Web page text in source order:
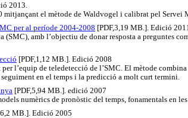
2013.
el mètode de Waldvogel i calibrat pel Servei
per al període 2004-2008 [PDF,3,19 MB.]. Edició
amb l’objectiu de donar resposta a preguntes
[PDF,1,12 MB.]. Edició 2008
l’equip de teledetecció de l’SMC. El mètode
en el temps i la predicció a molt curt termini.
[PDF,5,94 MB.]. edició 2007
numèrics de pronòstic del temps, fonamentals en
MB.]. Edició 2005